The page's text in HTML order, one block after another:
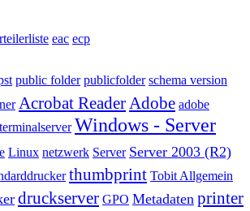
eac ecp
public folder publicfolder schema version
Acrobat Reader Adobe adobe
terminalserver Windows - Server
Linux netzwerk Server Server 2003 (R2)
thumbprint Tobit Allgemein
druckserver GPO Metadaten printer